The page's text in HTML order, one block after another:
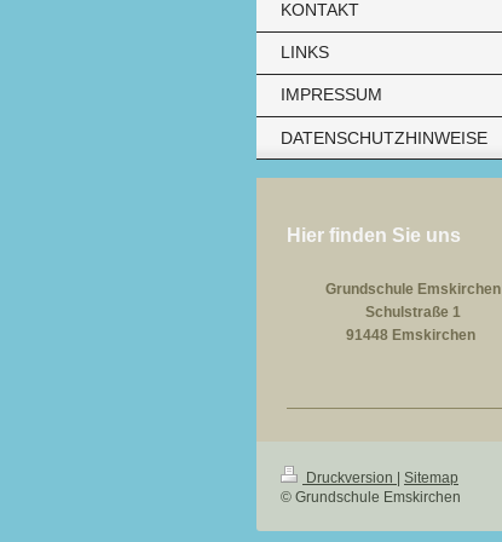
KONTAKT
LINKS
IMPRESSUM
DATENSCHUTZHINWEISE
Hier finden Sie uns
Grundschule Emskirchen
Schulstraße 1
91448 Emskirchen
Druckversion
Sitemap
© Grundschule Emskirchen